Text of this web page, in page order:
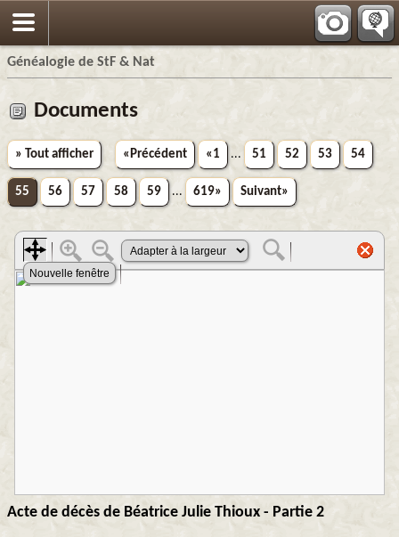
Généalogie de StF & Nat
Documents
» Tout afficher «Précédent «1 ... 51 52 53 54
55 56 57 58 59 ... 619» Suivant»
Acte de décès de Béatrice Julie Thioux - Partie 2